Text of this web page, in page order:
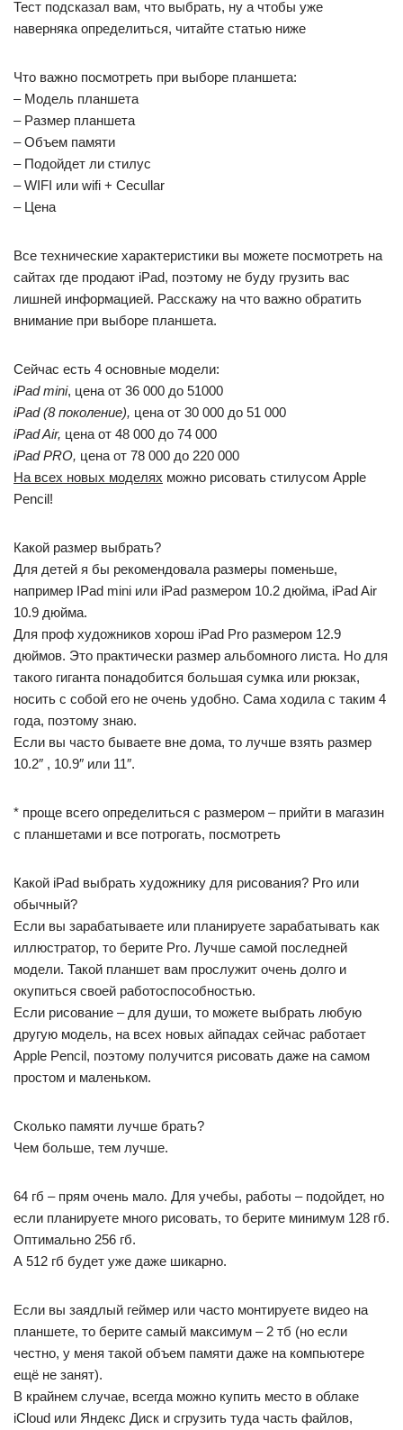
Тест подсказал вам, что выбрать, ну а чтобы уже
наверняка определиться, читайте статью ниже
Что важно посмотреть при выборе планшета:
– Модель планшета
– Размер планшета
– Объем памяти
– Подойдет ли стилус
– WIFI или wifi + Cecullar
– Цена
Все технические характеристики вы можете посмотреть на
сайтах где продают iPad, поэтому не буду грузить вас
лишней информацией. Расскажу на что важно обратить
внимание при выборе планшета.
Сейчас есть 4 основные модели:
iPad mini, цена от 36 000 до 51000
iPad (8 поколение), цена от 30 000 до 51 000
iPad Air, цена от 48 000 до 74 000
iPad PRO, цена от 78 000 до 220 000
На всех новых моделях можно рисовать стилусом Apple
Pencil!
Какой размер выбрать?
Для детей я бы рекомендовала размеры поменьше,
например IPad mini или iPad размером 10.2 дюйма, iPad Air
10.9 дюйма.
Для проф художников хорош iPad Pro размером 12.9
дюймов. Это практически размер альбомного листа. Но для
такого гиганта понадобится большая сумка или рюкзак,
носить с собой его не очень удобно. Сама ходила с таким 4
года, поэтому знаю.
Если вы часто бываете вне дома, то лучше взять размер
10.2″ , 10.9″ или 11″.
* проще всего определиться с размером – прийти в магазин
с планшетами и все потрогать, посмотреть
Какой iPad выбрать художнику для рисования? Pro или
обычный?
Если вы зарабатываете или планируете зарабатывать как
иллюстратор, то берите Pro. Лучше самой последней
модели. Такой планшет вам прослужит очень долго и
окупиться своей работоспособностью.
Если рисование – для души, то можете выбрать любую
другую модель, на всех новых айпадах сейчас работает
Apple Pencil, поэтому получится рисовать даже на самом
простом и маленьком.
Сколько памяти лучше брать?
Чем больше, тем лучше.
64 гб – прям очень мало. Для учебы, работы – подойдет, но
если планируете много рисовать, то берите минимум 128 гб.
Оптимально 256 гб.
А 512 гб будет уже даже шикарно.
Если вы заядлый геймер или часто монтируете видео на
планшете, то берите самый максимум – 2 тб (но если
честно, у меня такой объем памяти даже на компьютере
ещё не занят).
В крайнем случае, всегда можно купить место в облаке
iCloud или Яндекс Диск и сгрузить туда часть файлов,